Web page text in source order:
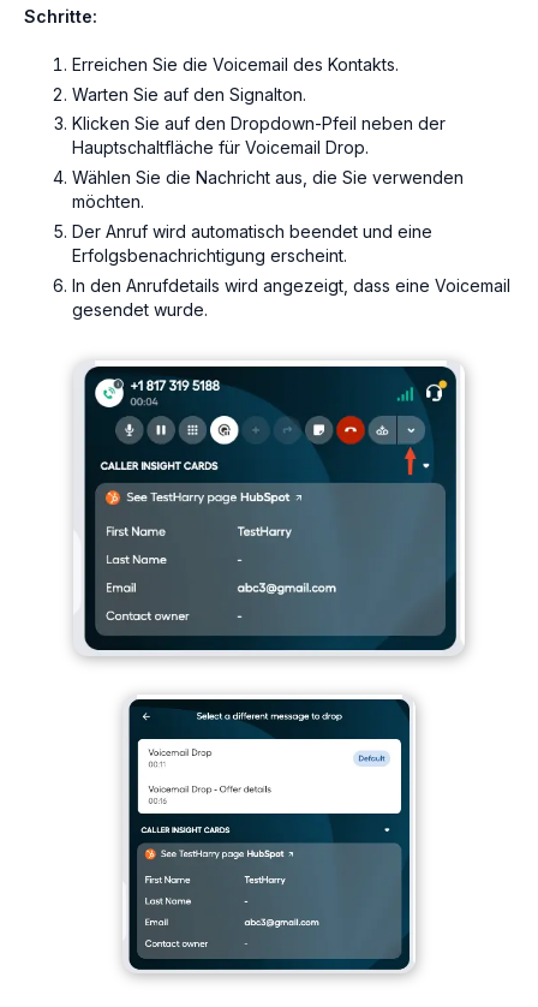
Schritte:
Erreichen Sie die Voicemail des Kontakts.
Warten Sie auf den Signalton.
Klicken Sie auf den Dropdown-Pfeil neben der
Hauptschaltfläche für Voicemail Drop.
Wählen Sie die Nachricht aus, die Sie verwenden
möchten.
Der Anruf wird automatisch beendet und eine
Erfolgsbenachrichtigung erscheint.
In den Anrufdetails wird angezeigt, dass eine Voicemail
gesendet wurde.